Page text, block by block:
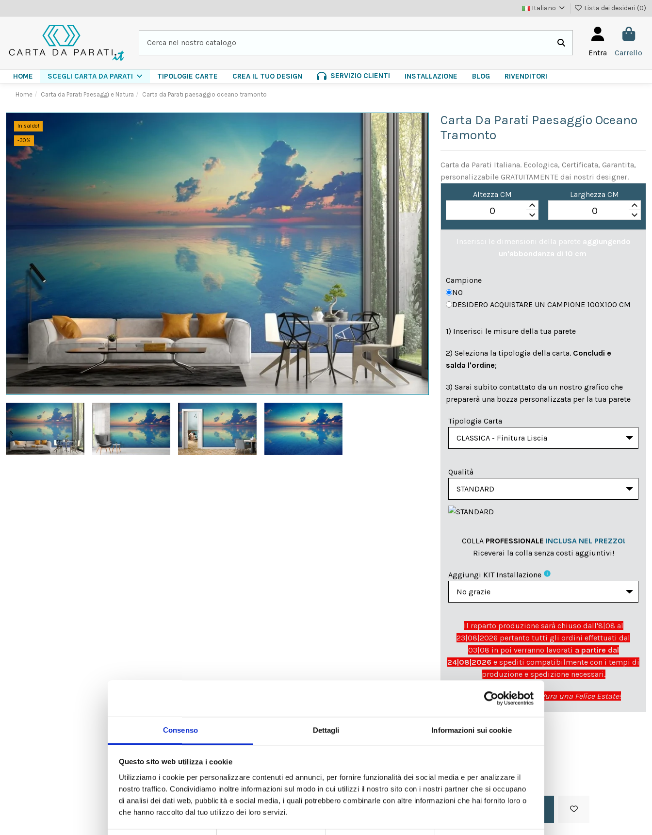
Consenso Dettagli Informazioni sui cookie
Questo sito web utilizza i cookie
Utilizziamo i cookie per personalizzare contenuti ed annunci, per fornire funzionalità dei social media e per analizzare il
nostro traffico. Condividiamo inoltre informazioni sul modo in cui utilizzi il nostro sito con i nostri partner che si occupano
di analisi dei dati web, pubblicità e social media, i quali potrebbero combinarle con altre informazioni che hai fornito loro o
che hanno raccolto dal tuo utilizzo dei loro servizi.
Italiano Lista dei desideri (0)
Entra Carrello
HOME SCEGLI CARTA DA PARATI TIPOLOGIE CARTE CREA IL TUO DESIGN SERVIZIO CLIENTI INSTALLAZIONE BLOG RIVENDITORI
Home Carta da Parati Paesaggi e Natura Carta da Parati paesaggio oceano tramonto
In saldo!
-30%
Carta Da Parati Paesaggio Oceano
Tramonto
Carta da Parati Italiana. Ecologica, Certificata, Garantita,
personalizzabile GRATUITAMENTE dai nostri designer.
Altezza CM
keyboard_arrow_up
keyboard_arrow_down
Larghezza CM
keyboard_arrow_up
keyboard_arrow_down
Inserisci le dimensioni della parete aggiungendo
un'abbondanza di 10 cm
Campione
NO
DESIDERO ACQUISTARE UN CAMPIONE 100X100 CM
1) Inserisci le misure della tua parete
2) Seleziona la tipologia della carta. Concludi e
salda l'ordine;
3) Sarai subito contattato da un nostro grafico che
preparerà una bozza personalizzata per la tua parete
Tipologia Carta
Qualità
COLLA PROFESSIONALE INCLUSA NEL PREZZO!
Riceverai la colla senza costi aggiuntivi!
Aggiungi KIT Installazione info
Il reparto produzione sarà chiuso dall'8|08 al
23|08|2026 pertanto tutti gli ordini effettuati dal
03|08 in poi verranno lavorati a partire dal
24|08|2026 e spediti compatibilmente con i tempi di
produzione e spedizione necessari.
cartadaparati.it vi augura una Felice Estate!